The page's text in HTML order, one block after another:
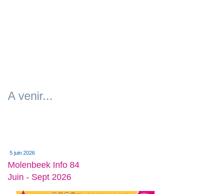
A venir...
5 juin 2026
Molenbeek Info 84
Juin - Sept 2026